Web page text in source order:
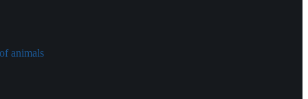
animals